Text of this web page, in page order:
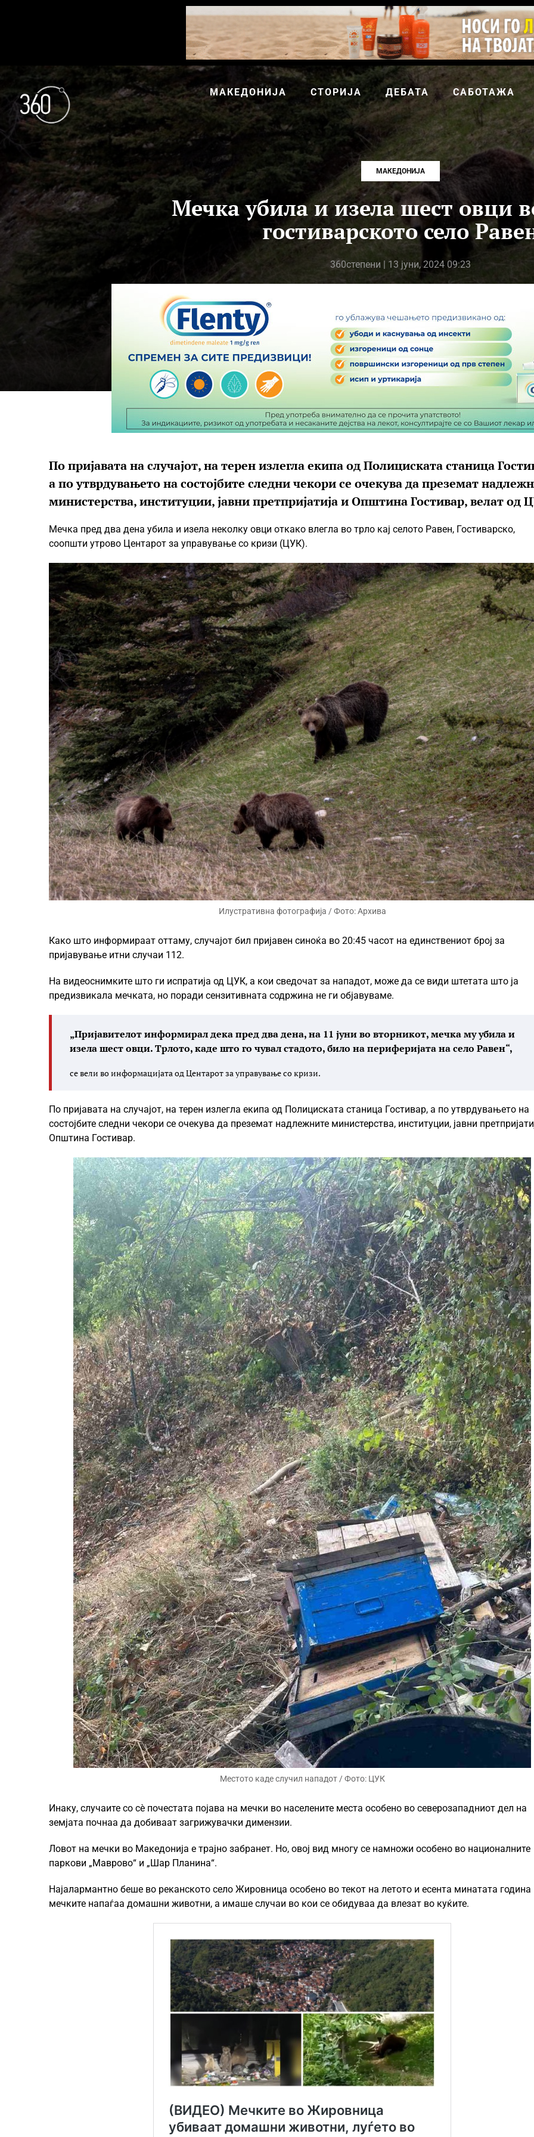
МАКЕДОНИЈА СТОРИЈА ДЕБАТА САБОТАЖА
МАКЕДОНИЈА
Мечка убила и изела шест овци
гостиварското село
360степени | 13 јуни, 2024 09:23
По пријавата на случајот, на терен излегла екипа од Полициската станица
а по утврдувањето на состојбите следни чекори се очекува да преземат
министерства, институции, јавни претпријатија и Општина Гостивар, велат од
Мечка пред два дена убила и изела неколку овци откако влегла во трло кај селото Равен, Гостиварско,
соопшти утрово Центарот за управување со кризи (ЦУК).
Илустративна фотографија / Фото: Архива
Како што информираат оттаму, случајот бил пријавен синоќа во 20:45 часот на единствениот број за
пријавување итни случаи 112.
На видеоснимките што ги испратија од ЦУК, а кои сведочат за нападот, може да се види штетата што ја
предизвикала мечката, но поради сензитивната содржина не ги објавуваме.
„Пријавителот информирал дека пред два дена, на 11 јуни во вторникот, мечка му убила и
изела шест овци. Трлото, каде што го чувал стадото, било на периферијата на село Равен“,
се вели во информацијата од Центарот за управување со кризи.
По пријавата на случајот, на терен излегла екипа од Полициската станица Гостивар, а по утврдувањето на
состојбите следни чекори се очекува да преземат надлежните министерства, институции, јавни
Општина Гостивар.
Местото каде случил нападот / Фото: ЦУК
Инаку, случаите со сè почестата појава на мечки во населените места особено во северозападниот дел на
земјата почнаа да добиваат загрижувачки димензии.
Ловот на мечки во Македонија е трајно забранет. Но, овој вид многу се намножи особено во националните
паркови „Маврово“ и „Шар Планина“.
Најалармантно беше во реканското село Жировница особено во текот на летото и есента минатата година
мечките напаѓаа домашни животни, а имаше случаи во кои се обидуваа да влезат во куќите.